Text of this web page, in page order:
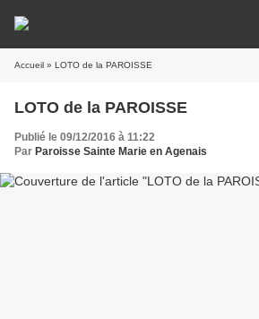
Accueil » LOTO de la PAROISSE
LOTO de la PAROISSE
Publié le 09/12/2016 à 11:22
Par Paroisse Sainte Marie en Agenais